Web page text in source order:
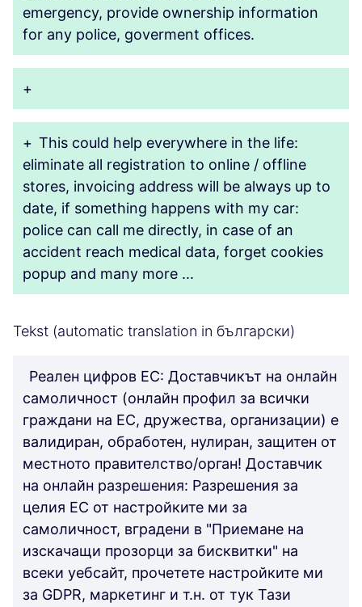
emergency, provide ownership information
for any police, goverment offices.
+
+ This could help everywhere in the life:
eliminate all registration to online / offline
stores, invoicing address will be always up to
date, if something happens with my car:
police can call me directly, in case of an
accident reach medical data, forget cookies
popup and many more ...
Tekst (automatic translation in български)
Реален цифров ЕС: Доставчикът на онлайн
самоличност (онлайн профил за всички
граждани на ЕС, дружества, организации) е
валидиран, обработен, нулиран, защитен от
местното правителство/орган! Доставчик
на онлайн разрешения: Разрешения за
целия ЕС от настройките ми за
самоличност, вградени в "Приемане на
изскачащи прозорци за бисквитки" на
всеки уебсайт, прочетете настройките ми
за GDPR, маркетинг и т.н. от тук Тази